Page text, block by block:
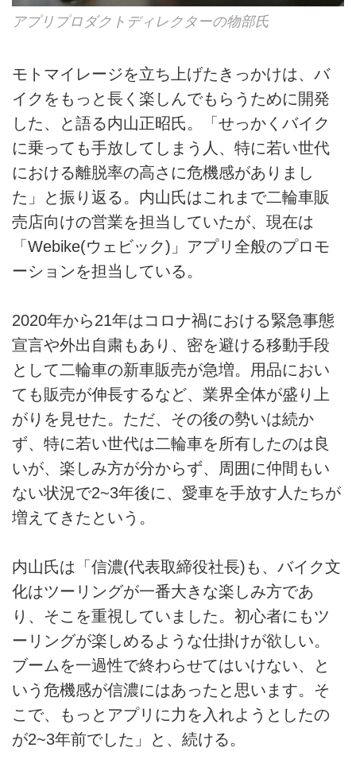
アプリプロダクトディレクターの物部氏
モトマイレージを立ち上げたきっかけは、バ
イクをもっと長く楽しんでもらうために開発
した、と語る内山正昭氏。「せっかくバイク
に乗っても手放してしまう人、特に若い世代
における離脱率の高さに危機感がありまし
た」と振り返る。内山氏はこれまで二輪車販
売店向けの営業を担当していたが、現在は
「Webike(ウェビック)」アプリ全般のプロモ
ーションを担当している。
2020年から21年はコロナ禍における緊急事態
宣言や外出自粛もあり、密を避ける移動手段
として二輪車の新車販売が急増。用品におい
ても販売が伸長するなど、業界全体が盛り上
がりを見せた。ただ、その後の勢いは続か
ず、特に若い世代は二輪車を所有したのは良
いが、楽しみ方が分からず、周囲に仲間もい
ない状況で2~3年後に、愛車を手放す人たちが
増えてきたという。
内山氏は「信濃(代表取締役社長)も、バイク文
化はツーリングが一番大きな楽しみ方であ
り、そこを重視していました。初心者にもツ
ーリングが楽しめるような仕掛けが欲しい。
ブームを一過性で終わらせてはいけない、と
いう危機感が信濃にはあったと思います。そ
こで、もっとアプリに力を入れようとしたの
が2~3年前でした」と、続ける。